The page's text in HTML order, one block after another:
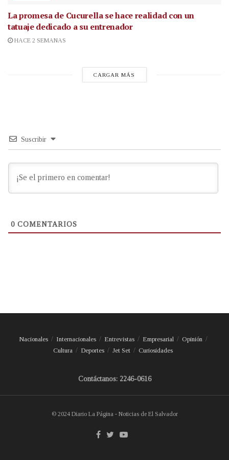
La promesa de Cucurella se hace realidad con un
tatuaje dedicado a su entrenador
HACE 2 SEMANAS
CARGAR MÁS
Suscribir
0 COMENTARIOS
Nacionales Internacionales Entrevistas Empresarial
Opinión
Cultura
Deportes Jet Set Curiosidades
Contáctanos: 2246-0616
© 2024 Diario La Página - Noticias de El Salvador